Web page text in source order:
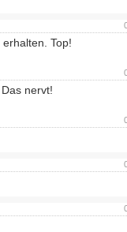
Top!
nervt!